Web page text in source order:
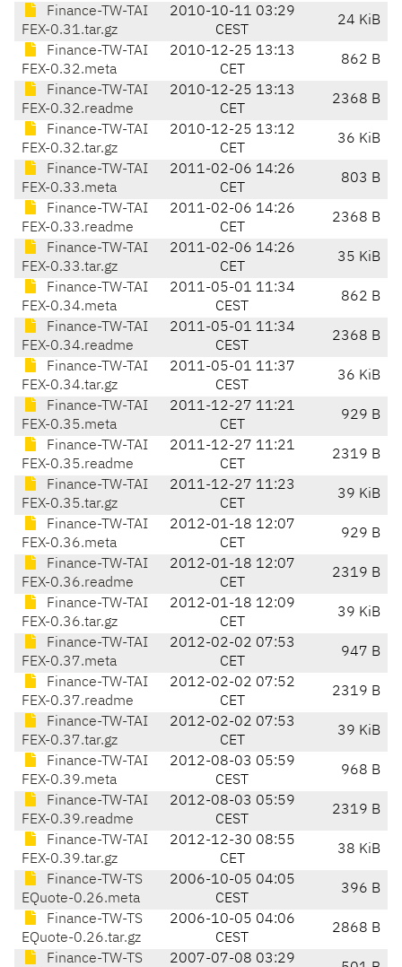
Finance-TW-TAI
FEX-0.31.tar.gz
2010-10-11 03:29
CEST
24 KiB
Finance-TW-TAI
FEX-0.32.meta
2010-12-25 13:13
CET
862 B
Finance-TW-TAI
FEX-0.32.readme
2010-12-25 13:13
CET
2368 B
Finance-TW-TAI
FEX-0.32.tar.gz
2010-12-25 13:12
CET
36 KiB
Finance-TW-TAI
FEX-0.33.meta
2011-02-06 14:26
CET
803 B
Finance-TW-TAI
FEX-0.33.readme
2011-02-06 14:26
CET
2368 B
Finance-TW-TAI
FEX-0.33.tar.gz
2011-02-06 14:26
CET
35 KiB
Finance-TW-TAI
FEX-0.34.meta
2011-05-01 11:34
CEST
862 B
Finance-TW-TAI
FEX-0.34.readme
2011-05-01 11:34
CEST
2368 B
Finance-TW-TAI
FEX-0.34.tar.gz
2011-05-01 11:37
CEST
36 KiB
Finance-TW-TAI
FEX-0.35.meta
2011-12-27 11:21
CET
929 B
Finance-TW-TAI
FEX-0.35.readme
2011-12-27 11:21
CET
2319 B
Finance-TW-TAI
FEX-0.35.tar.gz
2011-12-27 11:23
CET
39 KiB
Finance-TW-TAI
FEX-0.36.meta
2012-01-18 12:07
CET
929 B
Finance-TW-TAI
FEX-0.36.readme
2012-01-18 12:07
CET
2319 B
Finance-TW-TAI
FEX-0.36.tar.gz
2012-01-18 12:09
CET
39 KiB
Finance-TW-TAI
FEX-0.37.meta
2012-02-02 07:53
CET
947 B
Finance-TW-TAI
FEX-0.37.readme
2012-02-02 07:52
CET
2319 B
Finance-TW-TAI
FEX-0.37.tar.gz
2012-02-02 07:53
CET
39 KiB
Finance-TW-TAI
FEX-0.39.meta
2012-08-03 05:59
CEST
968 B
Finance-TW-TAI
FEX-0.39.readme
2012-08-03 05:59
CEST
2319 B
Finance-TW-TAI
FEX-0.39.tar.gz
2012-12-30 08:55
CET
38 KiB
Finance-TW-TS
EQuote-0.26.meta
2006-10-05 04:05
CEST
396 B
Finance-TW-TS
EQuote-0.26.tar.gz
2006-10-05 04:06
CEST
2868 B
Finance-TW-TS
2007-07-08 03:29